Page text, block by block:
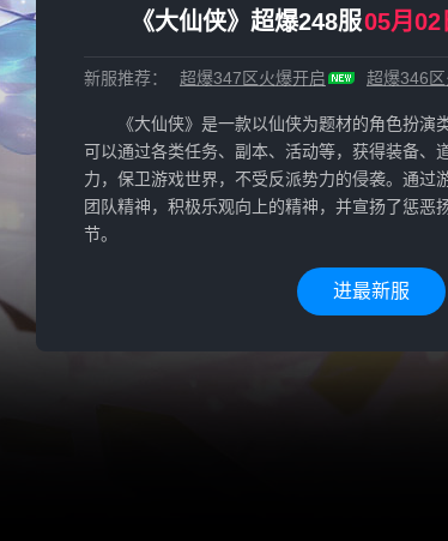
《大仙侠》超爆248服05月02
新服推荐： 超爆347区火爆开启 超爆346区
《大仙侠》是一款以仙侠为题材的角色扮演
可以通过各类任务、副本、活动等，获得装备、
力，保卫游戏世界，不受反派势力的侵袭。通过
团队精神，积极乐观向上的精神，并宣扬了惩恶
节。
进最新服